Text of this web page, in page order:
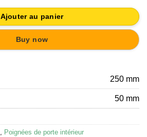
Ajouter au panier
Buy now
250 mm
50 mm
Poignées de porte intérieur